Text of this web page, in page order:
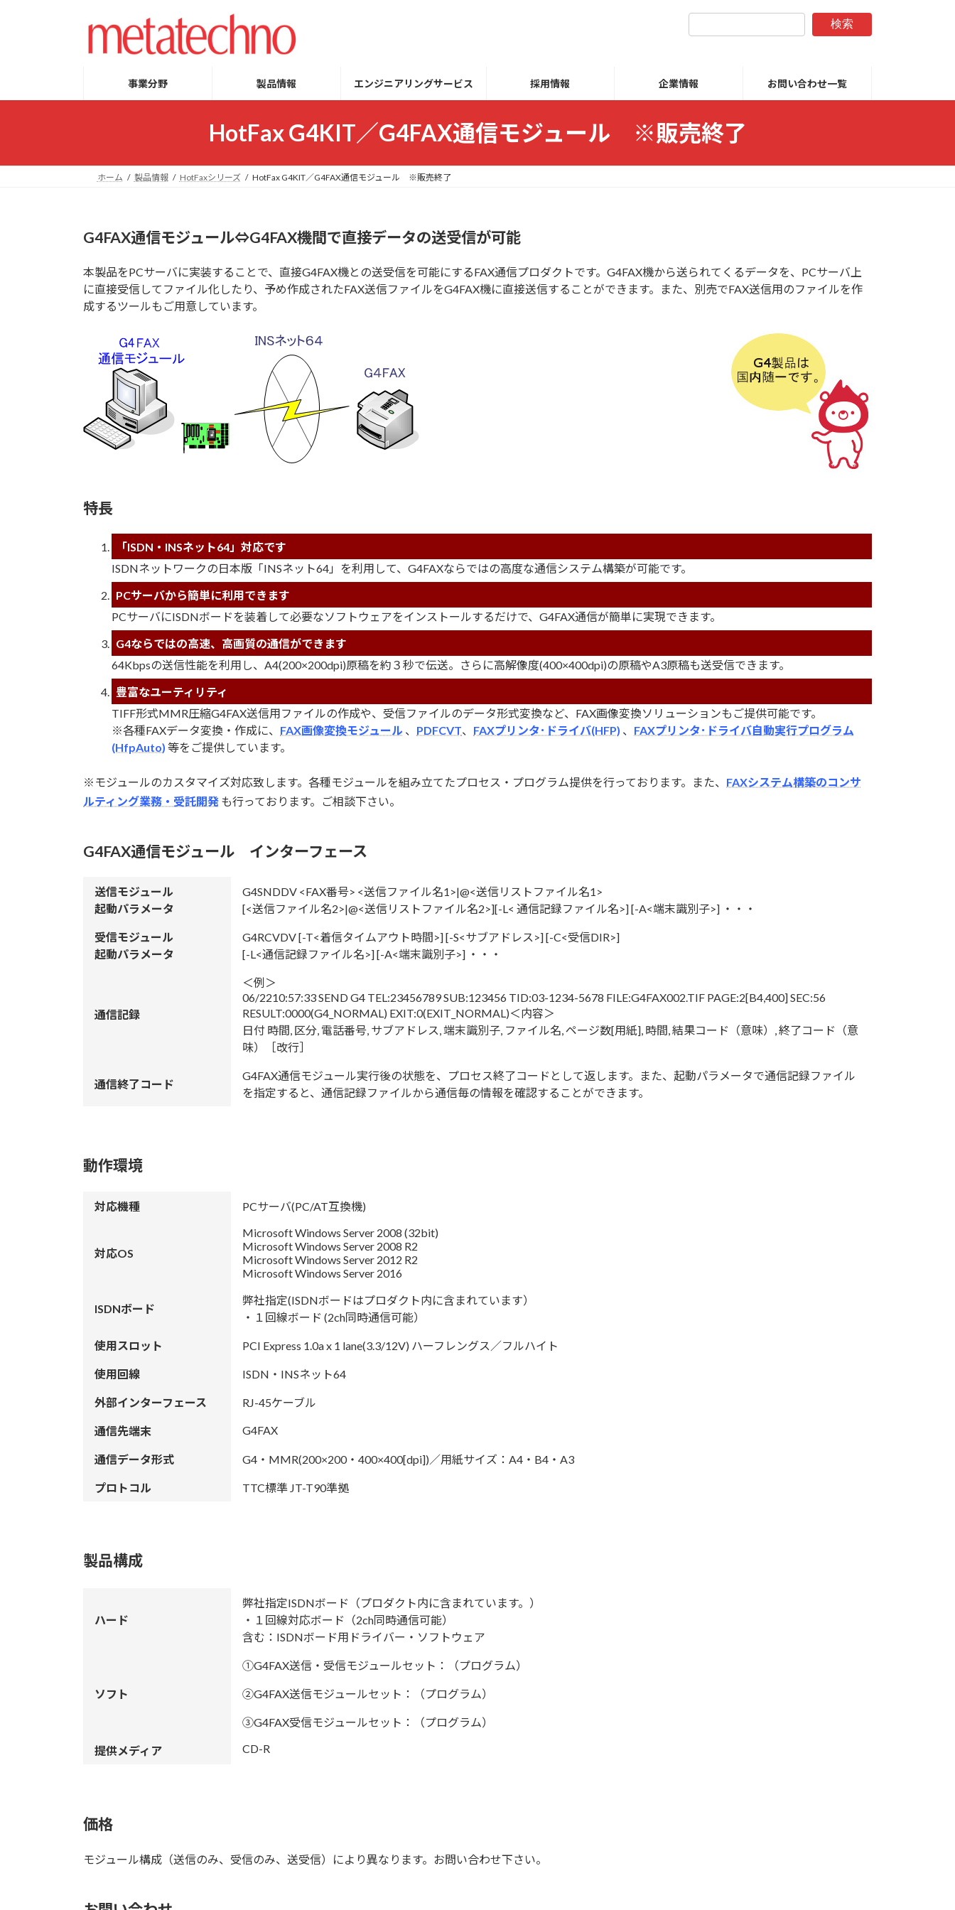
検索
事業分野 製品情報 エンジニアリングサービス 採用情報 企業情報 お問い合わせ一覧
HotFax G4KIT／G4FAX通信モジュール ※販売終了
ホーム 製品情報 HotFaxシリーズ HotFax G4KIT／G4FAX通信モジュール ※販売終了
G4FAX通信モジュール⇔G4FAX機間で直接データの送受信が可能
本製品をPCサーバに実装することで、直接G4FAX機との送受信を可能にするFAX通信プロダクトです。G4FAX機から送られてくるデータを、PCサーバ上
に直接受信してファイル化したり、予め作成されたFAX送信ファイルをG4FAX機に直接送信することができます。また、別売でFAX送信用のファイルを作
成するツールもご用意しています。
特長
「ISDN・INSネット64」対応です
ISDNネットワークの日本版「INSネット64」を利用して、G4FAXならではの高度な通信システム構築が可能です。
PCサーバから簡単に利用できます
PCサーバにISDNボードを装着して必要なソフトウェアをインストールするだけで、G4FAX通信が簡単に実現できます。
G4ならではの高速、高画質の通信ができます
64Kbpsの送信性能を利用し、A4(200×200dpi)原稿を約３秒で伝送。さらに高解像度(400×400dpi)の原稿やA3原稿も送受信できます。
豊富なユーティリティ
TIFF形式MMR圧縮G4FAX送信用ファイルの作成や、受信ファイルのデータ形式変換など、FAX画像変換ソリューションもご提供可能です。
※各種FAXデータ変換・作成に、 FAX画像変換モジュール 、 PDFCVT、 FAXプリンタ･ドライバ(HFP) 、 FAXプリンタ･ドライバ自動実行プログラム
(HfpAuto) 等をご提供しています。
※モジュールのカスタマイズ対応致します。各種モジュールを組み立てたプロセス・プログラム提供を行っております。また、 FAXシステム構築のコンサ
ルティング業務・受託開発 も行っております。ご相談下さい。
G4FAX通信モジュール インターフェース
送信モジュール
起動パラメータ
G4SNDDV <FAX番号> <送信ファイル名1>|@<送信リストファイル名1>
[<送信ファイル名2>|@<送信リストファイル名2>][-L< 通信記録ファイル名>] [-A<端末識別子>] ・・・
受信モジュール
起動パラメータ
G4RCVDV [-T<着信タイムアウト時間>] [-S<サブアドレス>] [-C<受信DIR>]
[-L<通信記録ファイル名>] [-A<端末識別子>] ・・・
通信記録
＜例＞
06/2210:57:33 SEND G4 TEL:23456789 SUB:123456 TID:03-1234-5678 FILE:G4FAX002.TIF PAGE:2[B4,400] SEC:56
RESULT:0000(G4_NORMAL) EXIT:0(EXIT_NORMAL)＜内容＞
日付 時間, 区分, 電話番号, サブアドレス, 端末識別子, ファイル名, ページ数[用紙], 時間, 結果コード（意味）, 終了コード（意
味）［改行］
通信終了コード
G4FAX通信モジュール実行後の状態を、プロセス終了コードとして返します。また、起動パラメータで通信記録ファイル
を指定すると、通信記録ファイルから通信毎の情報を確認することができます。
動作環境
対応機種 PCサーバ(PC/AT互換機)
対応OS
Microsoft Windows Server 2008 (32bit)
Microsoft Windows Server 2008 R2
Microsoft Windows Server 2012 R2
Microsoft Windows Server 2016
ISDNボード
弊社指定(ISDNボードはプロダクト内に含まれています）
・１回線ボード (2ch同時通信可能）
使用スロット PCI Express 1.0a x 1 lane(3.3/12V) ハーフレングス／フルハイト
使用回線 ISDN・INSネット64
外部インターフェース RJ-45ケーブル
通信先端末 G4FAX
通信データ形式 G4・MMR(200×200・400×400[dpi])／用紙サイズ：A4・B4・A3
プロトコル TTC標準 JT-T90準拠
製品構成
ハード
弊社指定ISDNボード（プロダクト内に含まれています。）
・１回線対応ボード（2ch同時通信可能）
含む：ISDNボード用ドライバー・ソフトウェア
ソフト
①G4FAX送信・受信モジュールセット：（プログラム）
②G4FAX送信モジュールセット：（プログラム）
③G4FAX受信モジュールセット：（プログラム）
提供メディア CD-R
価格
モジュール構成（送信のみ、受信のみ、送受信）により異なります。お問い合わせ下さい。